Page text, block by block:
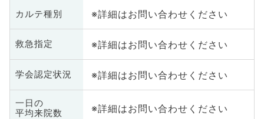
カルテ種別 ※詳細はお問い合わせください
救急指定 ※詳細はお問い合わせください
学会認定状況 ※詳細はお問い合わせください
一日の
平均来院数
※詳細はお問い合わせください